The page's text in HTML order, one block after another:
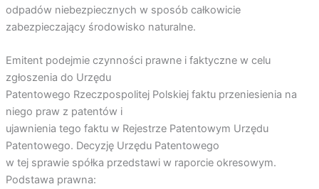
odpadów niebezpiecznych w sposób całkowicie
zabezpieczający środowisko naturalne.
Emitent podejmie czynności prawne i faktyczne w celu
zgłoszenia do Urzędu
Patentowego Rzeczpospolitej Polskiej faktu przeniesienia na
niego praw z patentów i
ujawnienia tego faktu w Rejestrze Patentowym Urzędu
Patentowego. Decyzję Urzędu Patentowego
w tej sprawie spółka przedstawi w raporcie okresowym.
Podstawa prawna: